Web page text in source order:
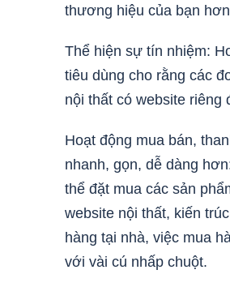
thương hiệu của bạn
Thể hiện sự tín nhiệm:
tiêu dùng cho rằng các
nội thất có website riêng
Hoạt động mua bán,
nhanh, gọn, dễ dàng
thể đặt mua các sản
website nội thất, kiến
hàng tại nhà, việc mua
với vài cú nhấp chuột.